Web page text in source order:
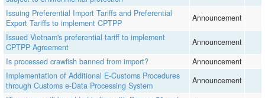
Issuing Preferential Import Tariffs and Preferential
Export Tariffs to implement CPTPP
Announcement
Issued Vietnam's preferential tariff to implement
CPTPP Agreement
Announcement
Is processed crawfish banned from import?
Announcement
Implementation of Additional E-Customs Procedures
through Customs e-Data Processing System
Announcement